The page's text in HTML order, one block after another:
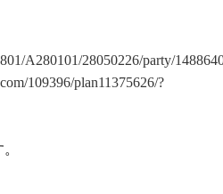
A280101/28050226/party/
109396/plan11375626/?